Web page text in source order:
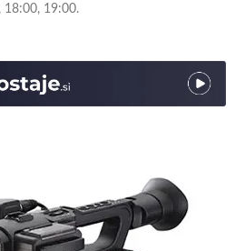
18:00, 19:00.